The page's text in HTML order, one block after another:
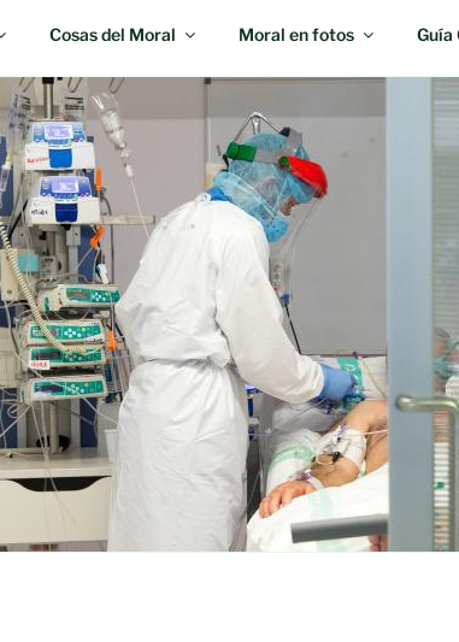
Cosas del Moral Moral en fotos Guía